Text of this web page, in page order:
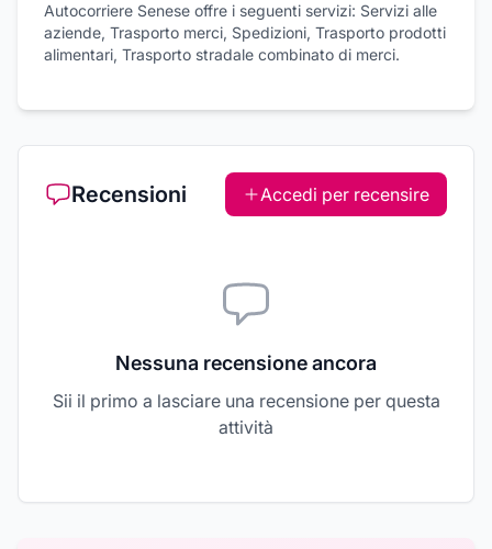
Autocorriere Senese offre i seguenti servizi: Servizi alle
aziende, Trasporto merci, Spedizioni, Trasporto prodotti
alimentari, Trasporto stradale combinato di merci.
Recensioni Accedi per recensire
Nessuna recensione ancora
Sii il primo a lasciare una recensione per questa
attività